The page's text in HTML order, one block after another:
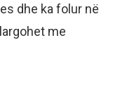
dhe ka folur në
me